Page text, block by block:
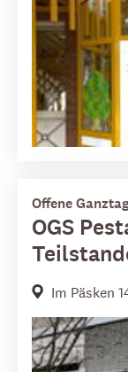
Offene
OGS
Im Päsken